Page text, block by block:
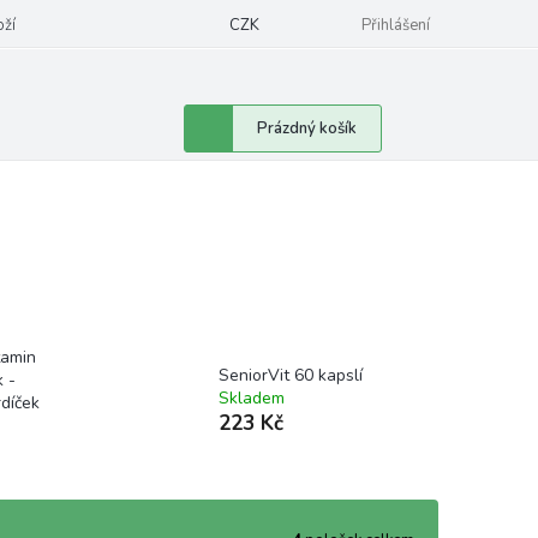
CZK Přihlášení
Nákupní
košík
Prázdný košík
-
SeniorVit 60 kapslí
Skladem
223 Kč